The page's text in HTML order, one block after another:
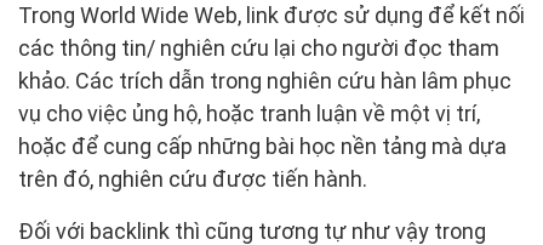
Trong World Wide Web, link được sử dụng để kết nối
các thông tin/ nghiên cứu lại cho người đọc tham
khảo. Các trích dẫn trong nghiên cứu hàn lâm phục
vụ cho việc ủng hộ, hoặc tranh luận về một vị trí,
hoặc để cung cấp những bài học nền tảng mà dựa
trên đó, nghiên cứu được tiến hành.
Đối với backlink thì cũng tương tự như vậy trong